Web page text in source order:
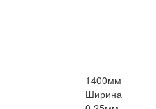
1400мм
Ширина